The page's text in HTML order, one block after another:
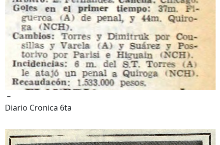
–
Diario Cronica 6ta